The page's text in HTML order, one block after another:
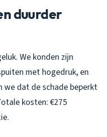
duurder
We konden zijn
met hogedruk, en
we dat de schade beperkt
kosten: €275